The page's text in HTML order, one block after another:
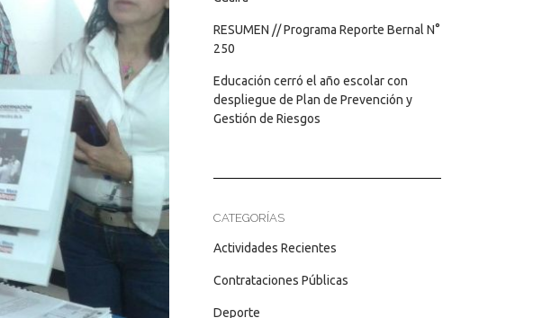
RESUMEN // Programa Reporte Bernal N°
250
Educación cerró el año escolar con
despliegue de Plan de Prevención y
Gestión de Riesgos
CATEGORÍAS
Actividades Recientes
Contrataciones Públicas
Deporte